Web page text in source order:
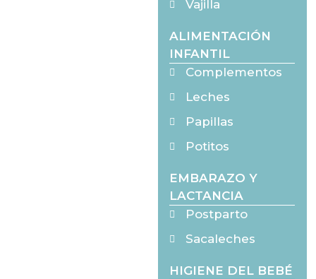
Vajilla
ALIMENTACIÓN
INFANTIL
Complementos
Leches
Papillas
Potitos
EMBARAZO Y
LACTANCIA
Postparto
Sacaleches
HIGIENE DEL BEBÉ